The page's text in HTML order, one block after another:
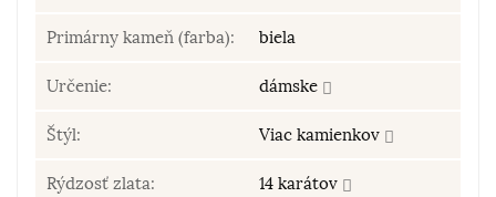
Primárny kameň (farba): biela
Určenie: dámske
Štýl: Viac kamienkov
Rýdzosť zlata: 14 karátov